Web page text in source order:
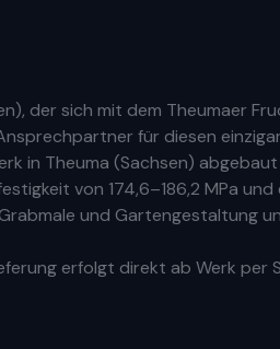
), der sich mit dem Theumaer
für diesen
in Theuma (Sachsen)
von 174,6–186,2 MPa und
und Gartengestaltung
erfolgt direkt ab Werk per